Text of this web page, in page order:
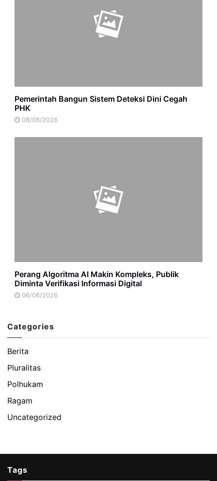
Pemerintah Bangun Sistem Deteksi Dini Cegah
PHK
08/08/2026
Perang Algoritma AI Makin Kompleks, Publik
Diminta Verifikasi Informasi Digital
06/08/2026
Categories
Berita
Pluralitas
Polhukam
Ragam
Uncategorized
Tags